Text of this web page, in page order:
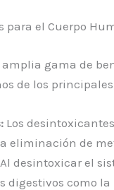
para el Cuerpo
gama de
de los
Los
eliminación de
desintoxicar el
digestivos como